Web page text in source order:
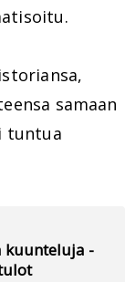
samaan
tuntua
kuunteluja -